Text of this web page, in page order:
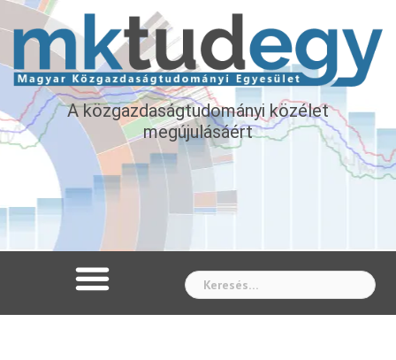
A közgazdaságtudományi közélet
megújulásáért